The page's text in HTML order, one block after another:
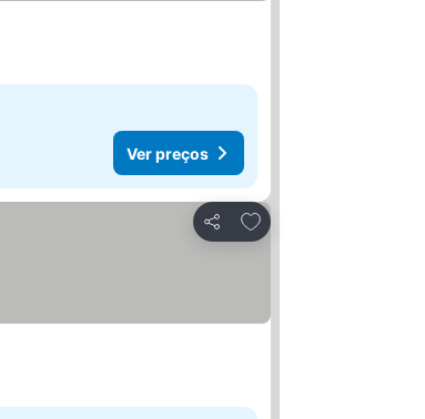
Ver preços
Partilhar
Adicionar aos favoritos